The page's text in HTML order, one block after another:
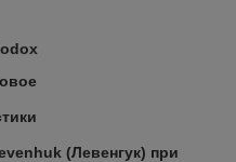
(Левенгук) при